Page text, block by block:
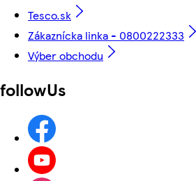
Tesco.sk
Zákaznícka linka - 0800222333
Výber obchodu
followUs